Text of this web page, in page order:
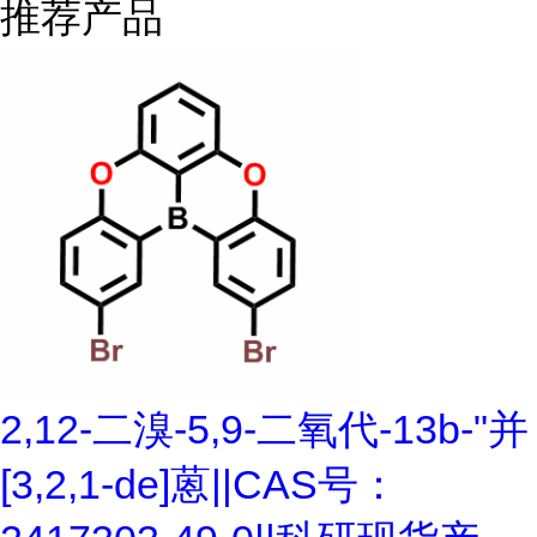
推荐产品
2,12-二溴-5,9-二氧代-13b-"并
[3,2,1-de]蒽||CAS号：